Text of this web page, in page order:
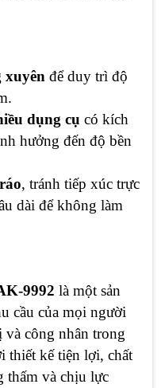
xuyên để duy trì độ
dụng cụ có kích
hưởng đến độ bền
, tránh tiếp xúc trực
dài để không làm
9992 là một sản
cầu của mọi người
và công nhân trong
thiết kế tiện lợi, chất
thấm và chịu lực